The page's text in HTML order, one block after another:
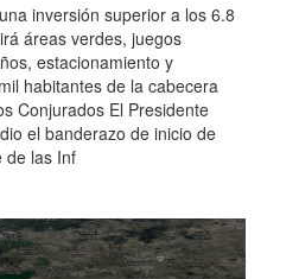
inversión superior a los 6.8
áreas verdes, juegos
estacionamiento y
habitantes de la cabecera
Conjurados El Presidente
el banderazo de inicio de
de las Inf